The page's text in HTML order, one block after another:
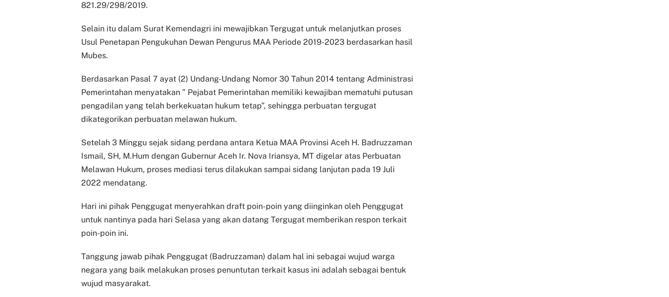
821.29/298/2019.
Selain itu dalam Surat Kemendagri ini mewajibkan Tergugat untuk melanjutkan proses
Usul Penetapan Pengukuhan Dewan Pengurus MAA Periode 2019-2023 berdasarkan hasil
Mubes.
Berdasarkan Pasal 7 ayat (2) Undang-Undang Nomor 30 Tahun 2014 tentang Administrasi
Pemerintahan menyatakan ” Pejabat Pemerintahan memiliki kewajiban mematuhi putusan
pengadilan yang telah berkekuatan hukum tetap”, sehingga perbuatan tergugat
dikategorikan perbuatan melawan hukum.
Setelah 3 Minggu sejak sidang perdana antara Ketua MAA Provinsi Aceh H. Badruzzaman
Ismail, SH, M.Hum dengan Gubernur Aceh Ir. Nova Iriansya, MT digelar atas Perbuatan
Melawan Hukum, proses mediasi terus dilakukan sampai sidang lanjutan pada 19 Juli
2022 mendatang.
Hari ini pihak Penggugat menyerahkan draft poin-poin yang diinginkan oleh Penggugat
untuk nantinya pada hari Selasa yang akan datang Tergugat memberikan respon terkait
poin-poin ini.
Tanggung jawab pihak Penggugat (Badruzzaman) dalam hal ini sebagai wujud warga
negara yang baik melakukan proses penuntutan terkait kasus ini adalah sebagai bentuk
wujud masyarakat.